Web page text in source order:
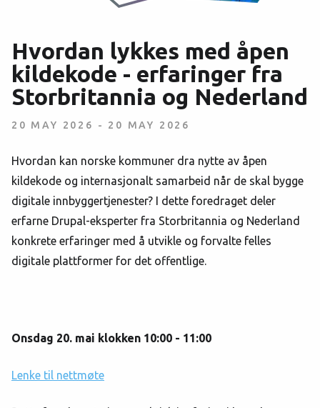
Hvordan lykkes med åpen
kildekode - erfaringer fra
Storbritannia og Nederland
20 MAY 2026 - 20 MAY 2026
Hvordan kan norske kommuner dra nytte av åpen
kildekode og internasjonalt samarbeid når de skal bygge
digitale innbyggertjenester? I dette foredraget deler
erfarne Drupal-eksperter fra Storbritannia og Nederland
konkrete erfaringer med å utvikle og forvalte felles
digitale plattformer for det offentlige.
Onsdag 20. mai klokken 10:00 - 11:00
Lenke til nettmøte